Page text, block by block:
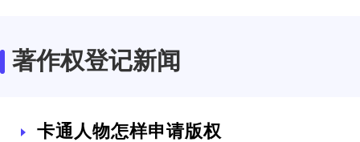
著作权登记新闻
卡通人物怎样申请版权